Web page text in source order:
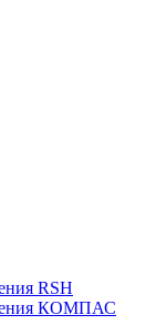
RSH
КОМПАС